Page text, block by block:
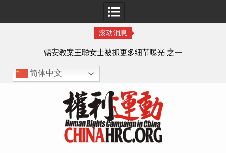
滚动消息
锡安教案王聪女士被抓更多细节曝光 之一
简体中文